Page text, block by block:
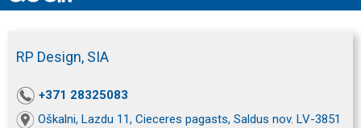
RP Design, SIA
+371 28325083
Oškalni, Lazdu 11, Cieceres pagasts, Saldus nov. LV-3851